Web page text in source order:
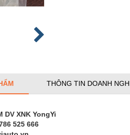
THÔNG TIN DOANH
DV XNK YongYi
525 666